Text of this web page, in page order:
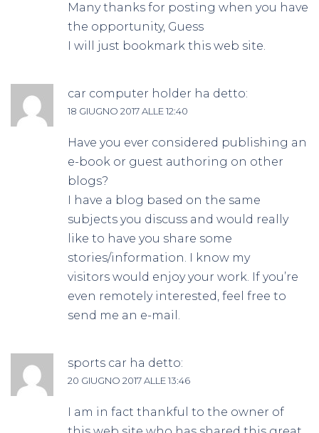
Many thanks for posting when you have
the opportunity, Guess
I will just bookmark this web site.
car computer holder ha detto:
18 GIUGNO 2017 ALLE 12:40
Have you ever considered publishing an
e-book or guest authoring on other
blogs?
I have a blog based on the same
subjects you discuss and would really
like to have you share some
stories/information. I know my
visitors would enjoy your work. If you’re
even remotely interested, feel free to
send me an e-mail.
sports car ha detto:
20 GIUGNO 2017 ALLE 13:46
I am in fact thankful to the owner of